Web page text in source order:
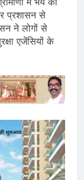
प्रशासन से
ने लोगों से
एजेंसियों के